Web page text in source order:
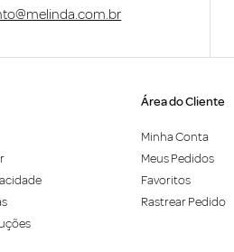
Área do Cliente
Minha Conta
Meus Pedidos
Favoritos
Rastrear Pedido